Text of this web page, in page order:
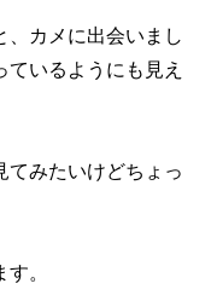
カメに出会いまし
いるようにも見え
てみたいけどちょっ
。